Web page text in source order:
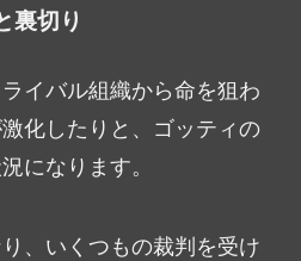
裏切り
イバル組織から命を狙わ
化したりと、ゴッティの
になります。
、いくつもの裁判を受け